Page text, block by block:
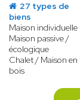
27 types de
biens
Maison individuelle
Maison passive /
écologique
Chalet / Maison en
bois